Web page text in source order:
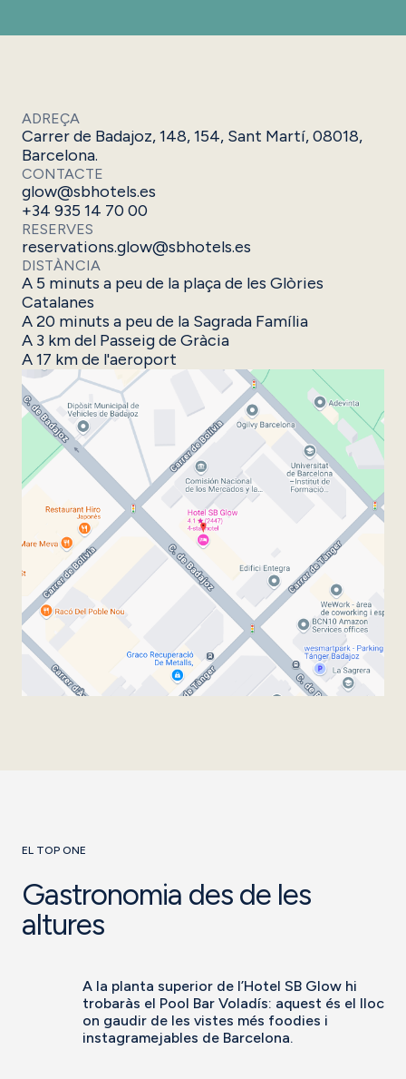
ADREÇA
Carrer de Badajoz, 148, 154, Sant Martí, 08018,
Barcelona.
CONTACTE
glow@sbhotels.es
+34 935 14 70 00
RESERVES
reservations.glow@sbhotels.es
DISTÀNCIA
A 5 minuts a peu de la plaça de les Glòries
Catalanes
A 20 minuts a peu de la Sagrada Família
A 3 km del Passeig de Gràcia
A 17 km de l'aeroport
EL TOP ONE
Gastronomia des de les
altures
A la planta superior de l’Hotel SB Glow hi
trobaràs el Pool Bar Voladís: aquest és el lloc
on gaudir de les vistes més foodies i
instagramejables de Barcelona.